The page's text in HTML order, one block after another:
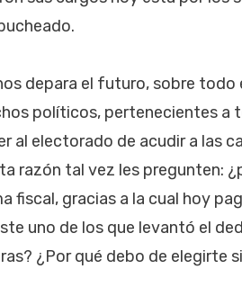
depara el futuro, sobre todo
políticos, pertenecientes a
al electorado de acudir a las
razón tal vez les pregunten:
gracias a la cual hoy
uno de los que levantó el
¿Por qué debo de elegirte